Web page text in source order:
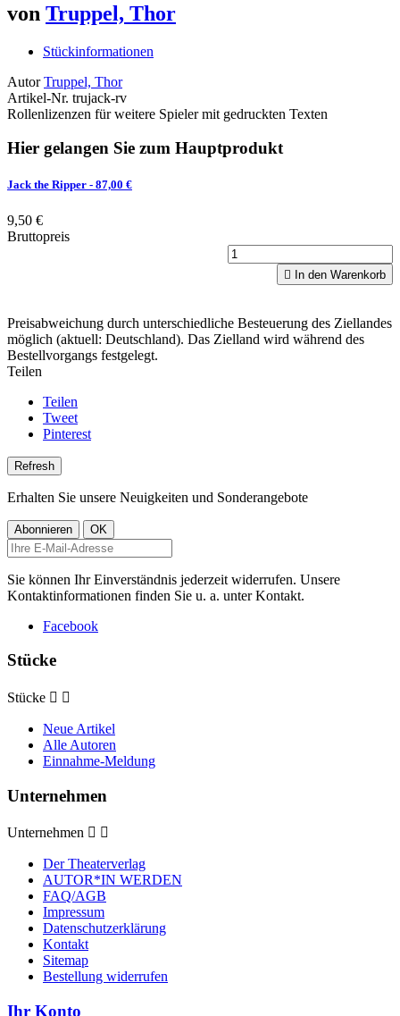
von Truppel, Thor
Stückinformationen
Autor Truppel, Thor
Artikel-Nr. trujack-rv
Rollenlizenzen für weitere Spieler mit gedruckten Texten
Hier gelangen Sie zum Hauptprodukt
Jack the Ripper - 87,00 €
9,50 €
Bruttopreis
 In den Warenkorb
Preisabweichung durch unterschiedliche Besteuerung des Ziellandes
möglich (aktuell: Deutschland). Das Zielland wird während des
Bestellvorgangs festgelegt.
Teilen
Teilen
Tweet
Pinterest
Erhalten Sie unsere Neuigkeiten und Sonderangebote
Sie können Ihr Einverständnis jederzeit widerrufen. Unsere
Kontaktinformationen finden Sie u. a. unter Kontakt.
Facebook
Stücke
Stücke  
Neue Artikel
Alle Autoren
Einnahme-Meldung
Unternehmen
Unternehmen  
Der Theaterverlag
AUTOR*IN WERDEN
FAQ/AGB
Impressum
Datenschutzerklärung
Kontakt
Sitemap
Bestellung widerrufen
Ihr Konto